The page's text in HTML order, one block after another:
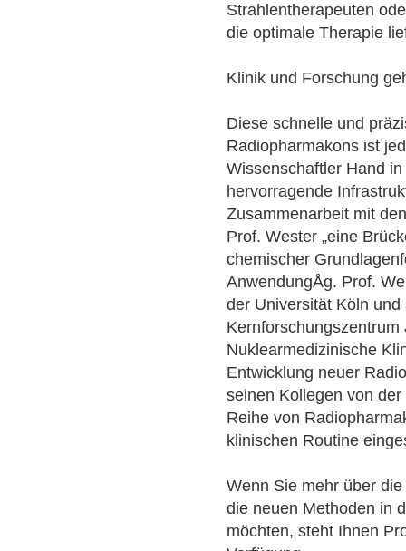
Strahlentherapeuten
die optimale Therapie
Klinik und Forschung
Diese schnelle und
Radiopharmakons ist
Wissenschaftler Hand
hervorragende
Zusammenarbeit mit
Prof. Wester „eine
chemischer
AnwendungÅg. Prof.
der Universität Köln
Nuklearmedizinische
Entwicklung neuer
seinen Kollegen von
Reihe von
klinischen Routine
Wenn Sie mehr über
die neuen Methoden in
möchten, steht Ihnen